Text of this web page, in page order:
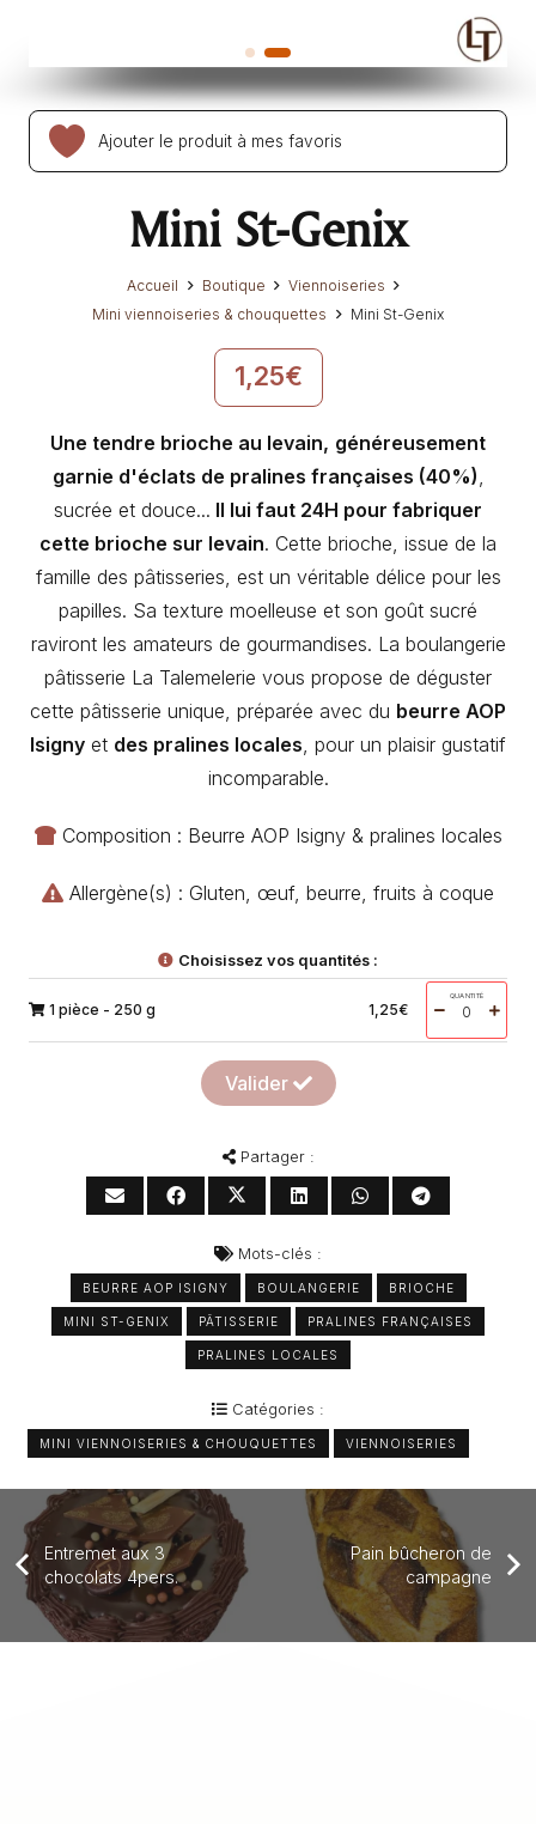
Ajouter le produit à mes favoris
Mini St-Genix
Accueil Boutique
Viennoiseries
Mini viennoiseries & chouquettes
Mini St-Genix
1,25€
Une tendre brioche au levain, généreusement
garnie d'éclats de pralines françaises (40%)
sucrée et douce... Il lui faut 24H pour fabriquer
cette brioche sur levain. Cette brioche, issue de la
famille des pâtisseries, est un véritable délice pour les
papilles. Sa texture moelleuse et son goût sucré
raviront les amateurs de gourmandises. La boulangerie
pâtisserie La Talemelerie vous propose de déguster
cette pâtisserie unique, préparée avec du beurre AOP
Isigny et des pralines locales , pour un plaisir gustatif
incomparable.
Composition : Beurre AOP Isigny & pralines locales
Allergène(s) : Gluten, œuf, beurre, fruits à coque
Choisissez vos quantités :
1 pièce - 250 g 1,25€
QUANTITÉ
Valider
Partager :
Mots-clés :
BEURRE AOP ISIGNY BOULANGERIE BRIOCHE
MINI ST-GENIX PÂTISSERIE PRALINES FRANÇAISES
PRALINES LOCALES
Catégories :
MINI VIENNOISERIES & CHOUQUETTES VIENNOISERIES
Entremet aux 3
chocolats 4pers.
Pain bûcheron de
campagne